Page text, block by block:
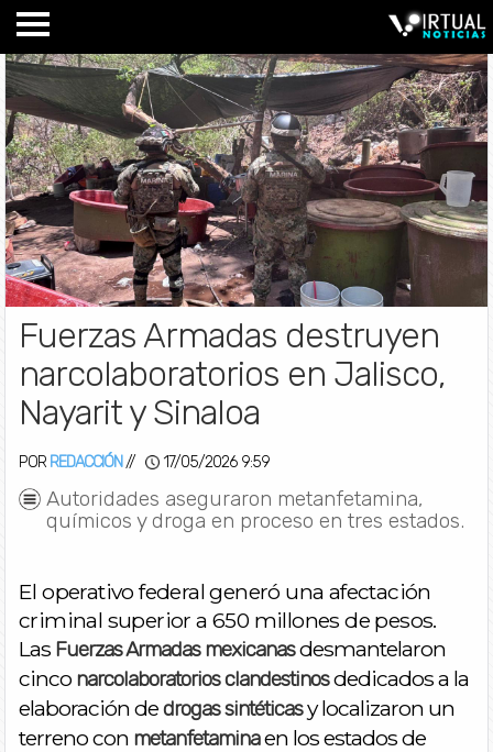
Fuerzas Armadas destruyen
narcolaboratorios en Jalisco,
Nayarit y Sinaloa
POR REDACCIÓN // 17/05/2026 9:59
Autoridades aseguraron metanfetamina,
químicos y droga en proceso en tres estados.
El operativo federal generó una afectación
criminal superior a 650 millones de pesos.
Las Fuerzas Armadas mexicanasdesmantelaron
cinco narcolaboratorios clandestinosdedicados a la
elaboración dedrogas sintéticasy localizaron un
terreno con metanfetaminaen los estados de